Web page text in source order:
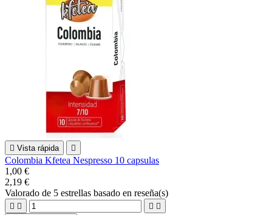
 Vista rápida 
Colombia Kfetea Nespresso 10 capsulas
1,00 €
2,19 €
Valorado de 5 estrellas basado en reseña(s)
   